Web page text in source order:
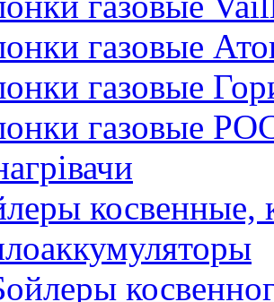
газовые
газовые
газовые
косвенные,